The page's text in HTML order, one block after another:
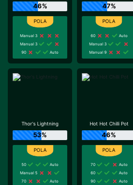
46%
Manual 3
Manual 3
90
Auto
47%
60
Auto
Manual 3
Manual 9
Thor's Lightning
53%
50
Auto
Manual 5
70
Auto
Hot Hot Chilli Pot
46%
70
Auto
60
Auto
90
Auto